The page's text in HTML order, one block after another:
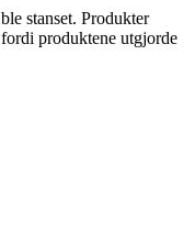
stanset. Produkter
produktene utgjorde